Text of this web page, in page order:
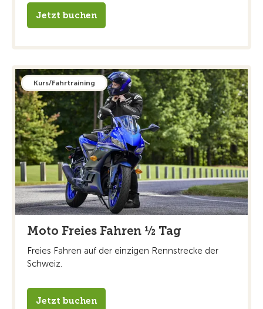
Jetzt buchen
Kurs/Fahrtraining
Moto Freies Fahren ½ Tag
Freies Fahren auf der einzigen Rennstrecke der
Schweiz.
Jetzt buchen